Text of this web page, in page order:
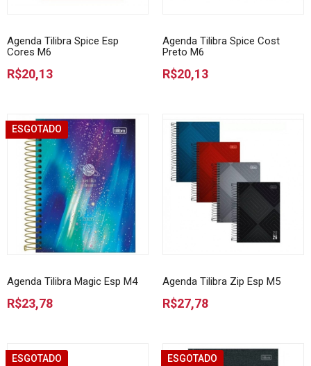
Agenda Tilibra Spice Esp
Cores M6
R$20,13
Agenda Tilibra Spice Cost
Preto M6
R$20,13
ESGOTADO
Agenda Tilibra Magic Esp M4
R$23,78
Agenda Tilibra Zip Esp M5
R$27,78
ESGOTADO ESGOTADO